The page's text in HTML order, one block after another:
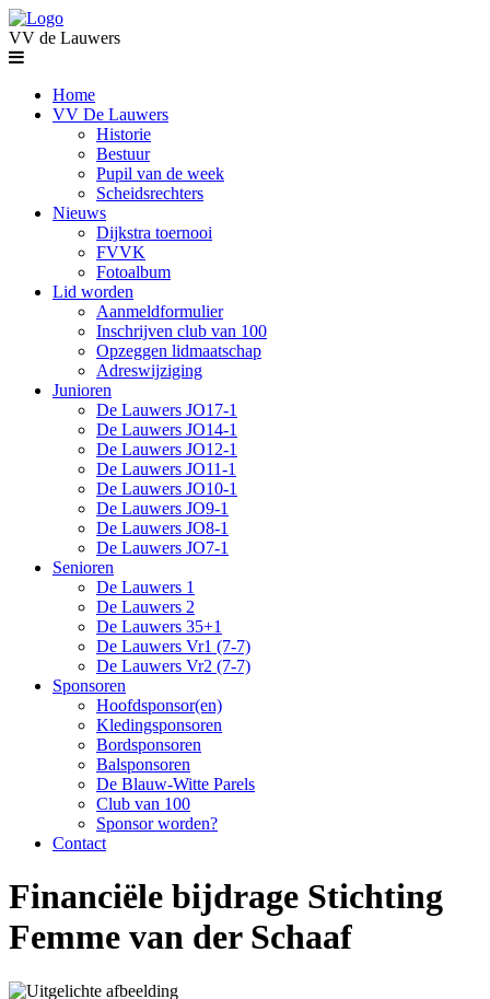
VV de Lauwers
Home
VV De Lauwers
Historie
Bestuur
Pupil van de week
Scheidsrechters
Nieuws
Dijkstra toernooi
FVVK
Fotoalbum
Lid worden
Aanmeldformulier
Inschrijven club van 100
Opzeggen lidmaatschap
Adreswijziging
Junioren
De Lauwers JO17-1
De Lauwers JO14-1
De Lauwers JO12-1
De Lauwers JO11-1
De Lauwers JO10-1
De Lauwers JO9-1
De Lauwers JO8-1
De Lauwers JO7-1
Senioren
De Lauwers 1
De Lauwers 2
De Lauwers 35+1
De Lauwers Vr1 (7-7)
De Lauwers Vr2 (7-7)
Sponsoren
Hoofdsponsor(en)
Kledingsponsoren
Bordsponsoren
Balsponsoren
De Blauw-Witte Parels
Club van 100
Sponsor worden?
Contact
Financiële bijdrage Stichting
Femme van der Schaaf